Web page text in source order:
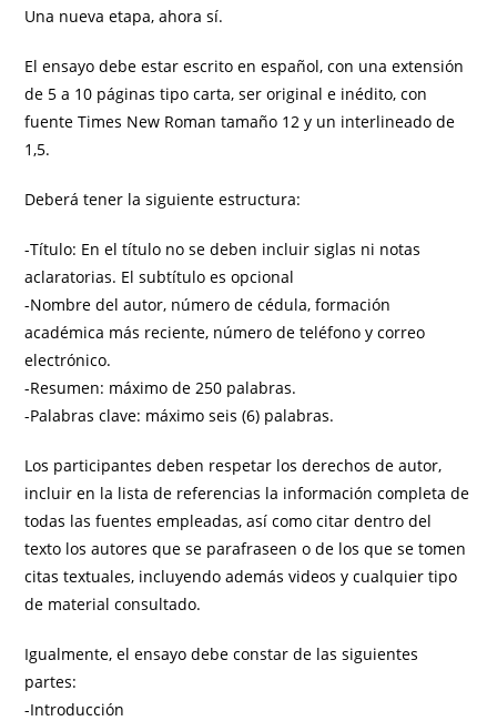
Una nueva etapa, ahora sí.
El ensayo debe estar escrito en español, con una extensión
de 5 a 10 páginas tipo carta, ser original e inédito, con
fuente Times New Roman tamaño 12 y un interlineado de
1,5.
Deberá tener la siguiente estructura:
-Título: En el título no se deben incluir siglas ni notas
aclaratorias. El subtítulo es opcional
-Nombre del autor, número de cédula, formación
académica más reciente, número de teléfono y correo
electrónico.
-Resumen: máximo de 250 palabras.
-Palabras clave: máximo seis (6) palabras.
Los participantes deben respetar los derechos de autor,
incluir en la lista de referencias la información completa de
todas las fuentes empleadas, así como citar dentro del
texto los autores que se parafraseen o de los que se tomen
citas textuales, incluyendo además videos y cualquier tipo
de material consultado.
Igualmente, el ensayo debe constar de las siguientes
partes:
-Introducción